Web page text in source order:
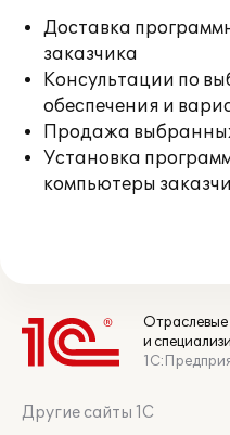
Доставка
заказчика
Консультации по
обеспечения и
Продажа
Установка
компьютеры
Отраслевые
и
Другие сайты 1С